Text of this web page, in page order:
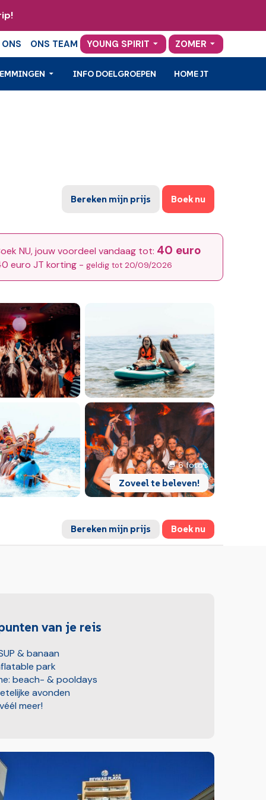
ONS TEAM YOUNG SPIRIT ZOMER
INFO DOELGROEPEN HOME JT
Bereken mijn prijs Boek nu
NU, jouw voordeel vandaag tot: 40 euro
euro JT korting - geldig tot 20/09/2026
6 foto's
Zoveel te beleven!
Bereken mijn prijs Boek nu
van je reis
& banaan
park
beach- & pooldays
avonden
meer!